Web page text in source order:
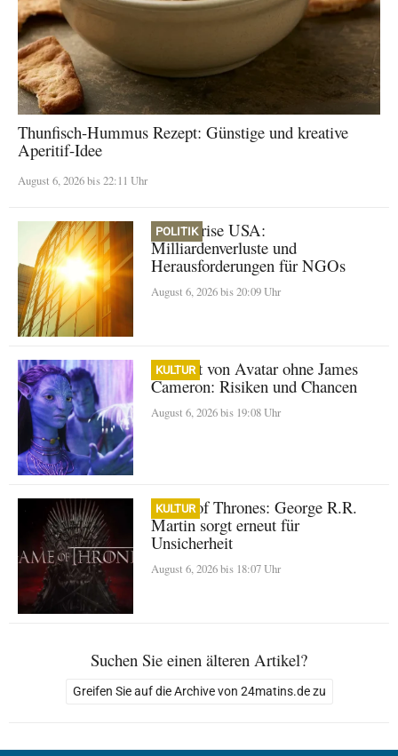
Thunfisch-Hummus Rezept: Günstige und kreative
Aperitif-Idee
August 6, 2026 bis 22:11 Uhr
POLITIK
Klimakrise USA:
Milliardenverluste und
Herausforderungen für NGOs
August 6, 2026 bis 20:09 Uhr
KULTUR
Zukunft von Avatar ohne James
Cameron: Risiken und Chancen
August 6, 2026 bis 19:08 Uhr
KULTUR
Game of Thrones: George R.R.
Martin sorgt erneut für
Unsicherheit
August 6, 2026 bis 18:07 Uhr
Suchen Sie einen älteren Artikel?
Greifen Sie auf die Archive von 24matins.de zu